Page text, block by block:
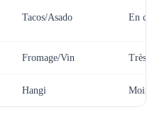
Tacos/Asado En
Fromage/Vin Très
Hangi